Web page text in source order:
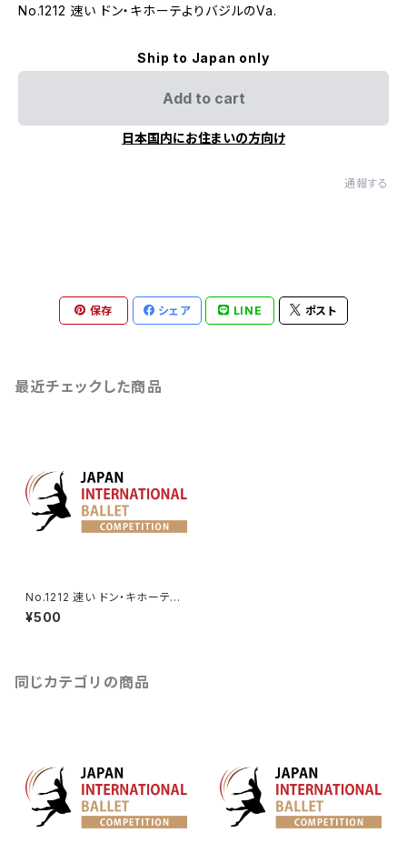
No.1212 速い ドン・キホーテよりバジルのVa.
Ship to Japan only
Add to cart
日本国内にお住まいの方向け
通報する
保存 シェア LINE ポスト
最近チェックした商品
No.1212 速い ドン・キホーテよ
りバジルのVa.
¥500
同じカテゴリの商品